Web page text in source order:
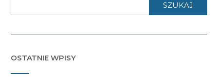
SZUKAJ
OSTATNIE WPISY